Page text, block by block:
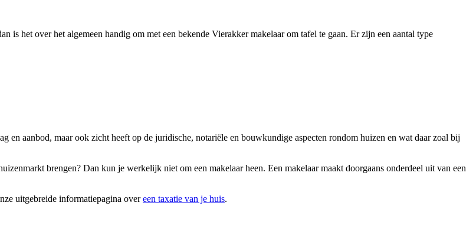
is het over het algemeen handig om met een bekende Vierakker makelaar om tafel te gaan. Er zijn een aantal type
en aanbod, maar ook zicht heeft op de juridische, notariële en bouwkundige aspecten rondom huizen en wat daar zoal bij
brengen? Dan kun je werkelijk niet om een makelaar heen. Een makelaar maakt doorgaans onderdeel uit van een
uitgebreide informatiepagina overeen taxatie van je huis.